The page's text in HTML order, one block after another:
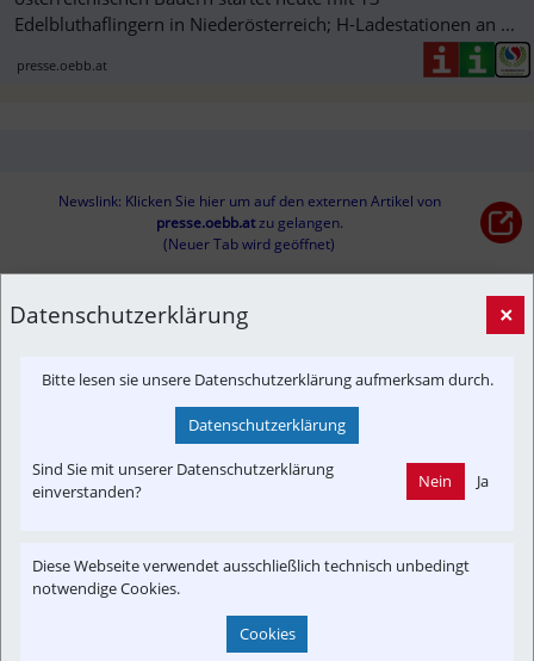
Edelbluthaflingern in Niederösterreich; H-Ladestationen an ...
presse.oebb.at
Newslink: Klicken Sie hier um auf den externen Artikel von
presse.oebb.at zu gelangen.
(Neuer Tab wird geöffnet)
Interessensgruppen
Presseaussendung
Newslink
Antriebstechnik
Autonomer Betrieb
Fahrzeug-Portrait Betreiber
Datenschutzerklärung ×
Bitte lesen sie unsere Datenschutzerklärung aufmerksam durch.
Datenschutzerklärung
Sind Sie mit unserer Datenschutzerklärung
einverstanden?
Nein Ja
Diese Webseite verwendet ausschließlich technisch unbedingt
notwendige Cookies.
Cookies